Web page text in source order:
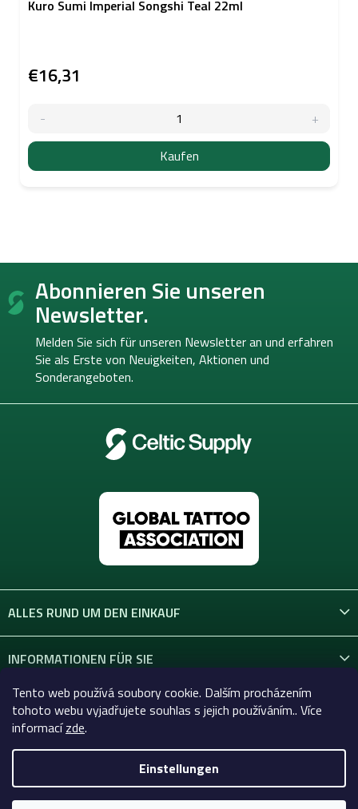
Tento web používá soubory cookie. Dalším procházením
tohoto webu vyjadřujete souhlas s jejich používáním.. Více
informacízde.
Einstellungen
Kuro Sumi Imperial Songshi Teal 22ml
€16,31
Kaufen
F
ß Abonnieren Sie unseren
Newsletter.
Melden Sie sich für unseren Newsletter an und erfahren
Sie als Erste von Neuigkeiten, Aktionen und
Sonderangeboten.
ALLES RUND UM DEN EINKAUF
INFORMATIONEN FÜR SIE
KONTAKT
Copyright 2026Celtic-Supply.at | Alles für Tattoo und